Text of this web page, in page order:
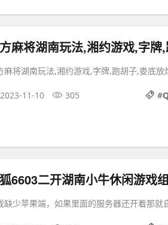
麻将湖南玩法,湘约游戏,字牌,跑胡子,娄底放
2023-11-10 305 #
6603二开湖南小牛休闲游戏
缺少苹果端，如果里面的服务器还开着那就